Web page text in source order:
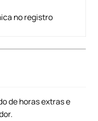
no registro
de horas extras e